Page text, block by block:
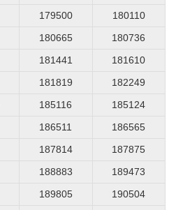
179500
180110
180665
180736
181441
181610
181819
182249
185116
185124
186511
186565
187814
187875
188883
189473
189805
190504